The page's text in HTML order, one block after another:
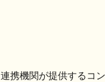
連携機関が提供するコン